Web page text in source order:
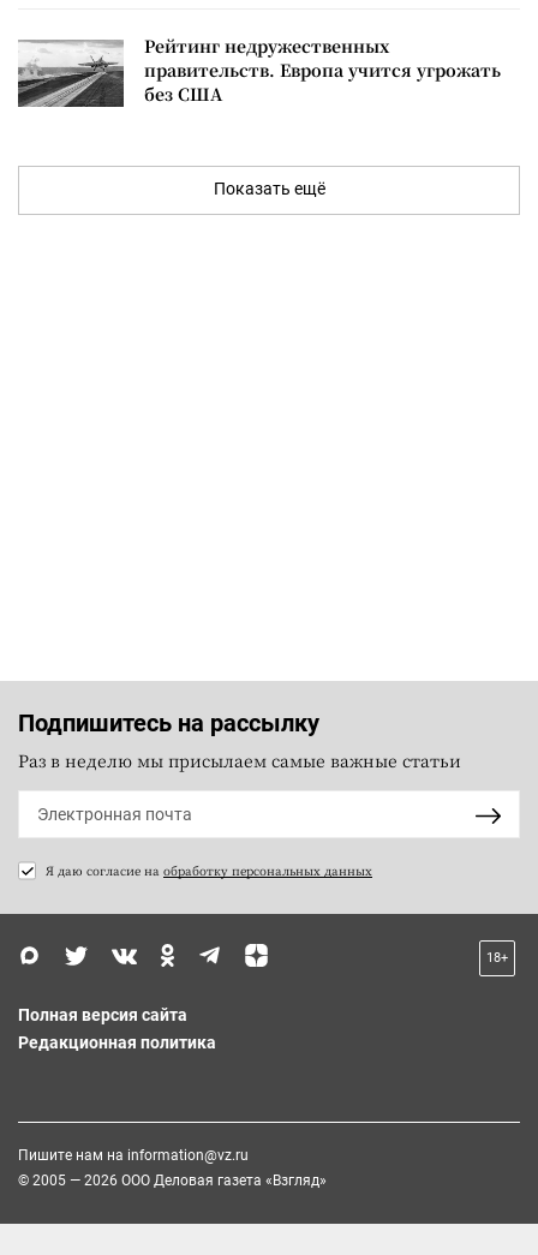
Рейтинг недружественных
правительств. Европа учится угрожать
без США
Показать ещё
Подпишитесь на рассылку
Раз в неделю мы присылаем самые важные статьи
Я даю согласие на обработку персональных данных
18+
Полная версия сайта
Редакционная политика
Пишите нам на information@vz.ru
© 2005 — 2026 ООО Деловая газета «Взгляд»